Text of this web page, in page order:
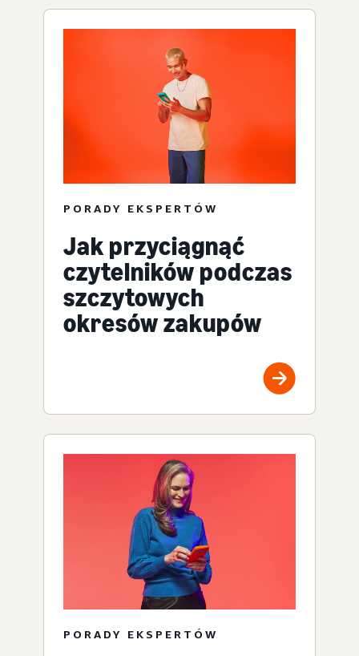
PORADY EKSPERTÓW
Jak przyciągnąć
czytelników podczas
szczytowych
okresów zakupów
PORADY EKSPERTÓW